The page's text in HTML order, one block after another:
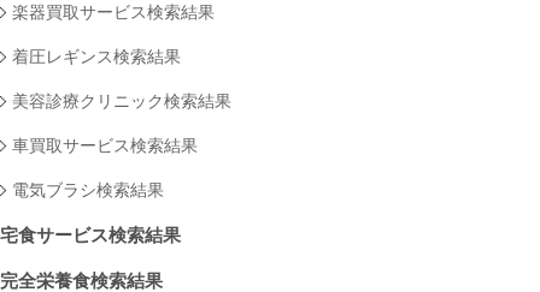
楽器買取サービス検索結果
着圧レギンス検索結果
美容診療クリニック検索結果
車買取サービス検索結果
電気ブラシ検索結果
宅食サービス検索結果
完全栄養食検索結果